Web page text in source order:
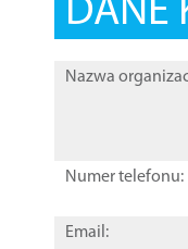
DANE
Nazwa
Numer telefonu:
Email: